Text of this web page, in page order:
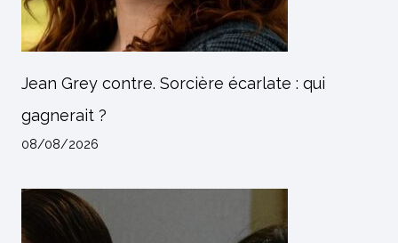
Jean Grey contre. Sorcière écarlate : qui
gagnerait ?
08/08/2026